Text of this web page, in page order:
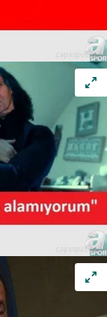
İnternet
çerezler
çeşitli kişisel
bilgi
daha işlevsel
yönelik
amaçlarıyla
alan panel
detaylı bilgi
Bilgilendirme
uyarınca
ve sitemizde
ilgili bilgi